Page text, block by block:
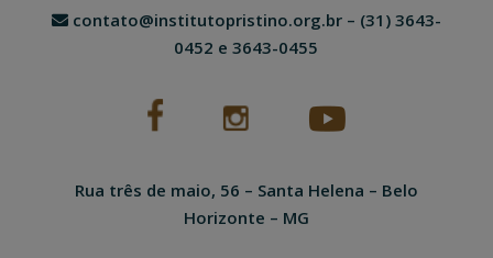
contato@institutopristino.org.br– (31) 3643-
0452 e 3643-0455
Rua três de maio, 56 – Santa Helena – Belo
Horizonte – MG